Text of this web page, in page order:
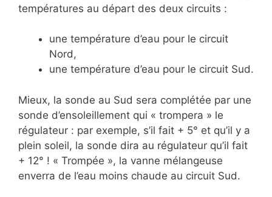
températures au départ des deux circuits :
une température d’eau pour le circuit
Nord,
une température d’eau pour le circuit Sud.
Mieux, la sonde au Sud sera complétée par une
sonde d’ensoleillement qui « trompera » le
régulateur : par exemple, s’il fait + 5° et qu’il y a
plein soleil, la sonde dira au régulateur qu’il fait
+ 12° ! « Trompée », la vanne mélangeuse
enverra de l’eau moins chaude au circuit Sud.